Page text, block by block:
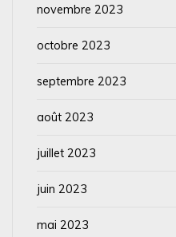
novembre 2023
octobre 2023
septembre 2023
août 2023
juillet 2023
juin 2023
mai 2023